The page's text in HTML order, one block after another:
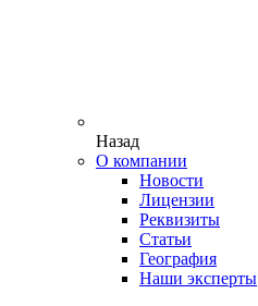
Назад
О компании
Новости
Лицензии
Реквизиты
Статьи
География
Наши эксперты